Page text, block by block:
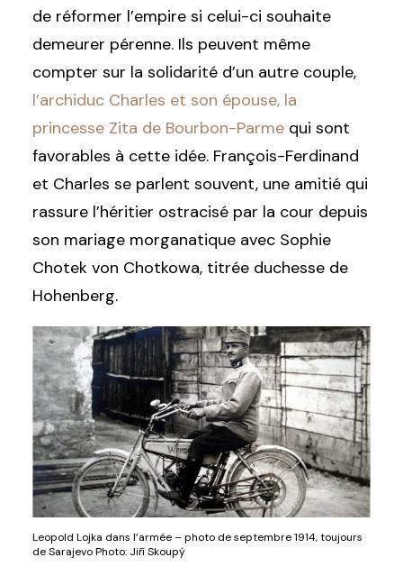
de réformer l’empire si celui-ci souhaite
demeurer pérenne. Ils peuvent même
compter sur la solidarité d’un autre couple,
l’archiduc Charles et son épouse, la
princesse Zita de Bourbon-Parme qui sont
favorables à cette idée. François-Ferdinand
et Charles se parlent souvent, une amitié qui
rassure l’héritier ostracisé par la cour depuis
son mariage morganatique avec Sophie
Chotek von Chotkowa, titrée duchesse de
Hohenberg.
Leopold Lojka dans l’armée – photo de septembre 1914, toujours
de Sarajevo Photo: Jiří Skoupý